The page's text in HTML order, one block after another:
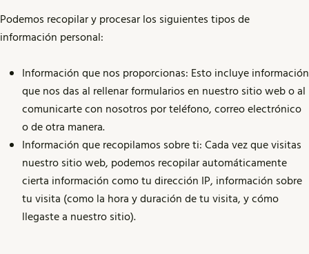
Podemos recopilar y procesar los siguientes tipos de
información personal:
Información que nos proporcionas: Esto incluye información
que nos das al rellenar formularios en nuestro sitio web o al
comunicarte con nosotros por teléfono, correo electrónico
o de otra manera.
Información que recopilamos sobre ti: Cada vez que visitas
nuestro sitio web, podemos recopilar automáticamente
cierta información como tu dirección IP, información sobre
tu visita (como la hora y duración de tu visita, y cómo
llegaste a nuestro sitio).